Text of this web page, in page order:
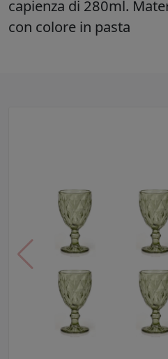
capienza di 280ml.
con colore in pasta